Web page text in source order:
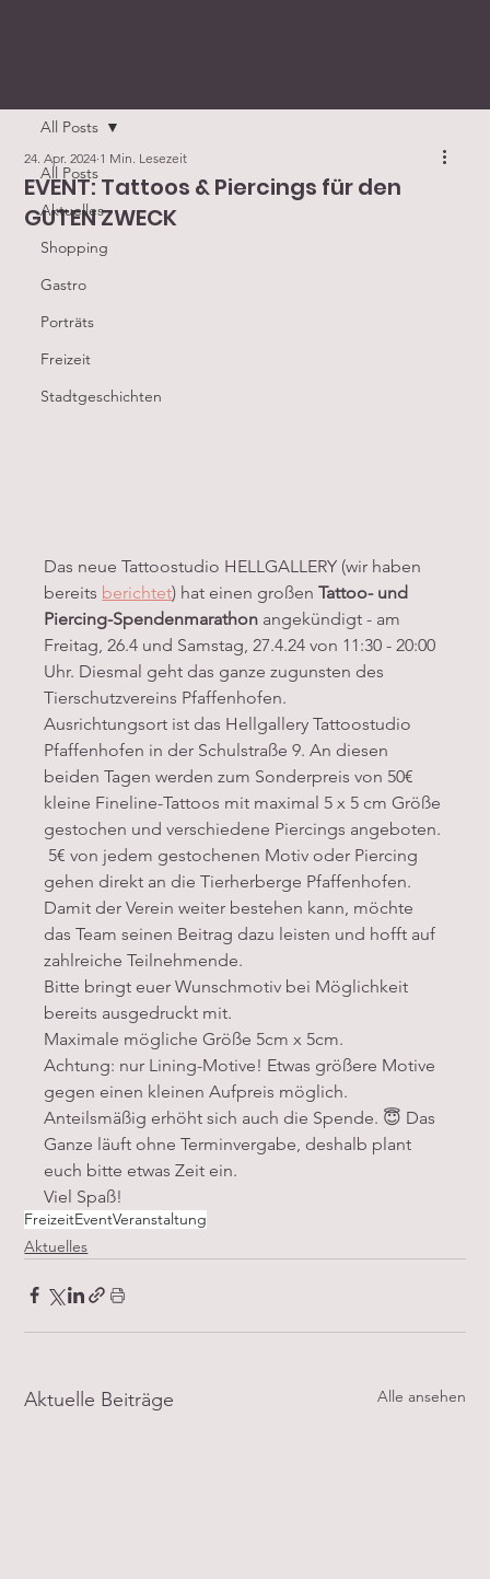
All Posts
Aktuelles
Shopping
Gastro
Porträts
Freizeit
Stadtgeschichten
All Posts
EVENT: Tattoos & Piercings für den
GUTEN ZWECK
24. Apr. 2024 1 Min. Lesezeit
Das neue Tattoostudio HELLGALLERY (wir haben
bereits berichtet) hat einen großen Tattoo- und
Piercing-Spendenmarathon angekündigt - am
Freitag, 26.4 und Samstag, 27.4.24 von 11:30 - 20:00
Uhr. Diesmal geht das ganze zugunsten des
Tierschutzvereins Pfaffenhofen.
Ausrichtungsort ist das Hellgallery Tattoostudio
Pfaffenhofen in der Schulstraße 9. An diesen
beiden Tagen werden zum Sonderpreis von 50€
kleine Fineline-Tattoos mit maximal 5 x 5 cm Größe
gestochen und verschiedene Piercings angeboten.
5€ von jedem gestochenen Motiv oder Piercing
gehen direkt an die Tierherberge Pfaffenhofen.
Damit der Verein weiter bestehen kann, möchte
das Team seinen Beitrag dazu leisten und hofft auf
zahlreiche Teilnehmende.
Bitte bringt euer Wunschmotiv bei Möglichkeit
bereits ausgedruckt mit.
Maximale mögliche Größe 5cm x 5cm.
Achtung: nur Lining-Motive! Etwas größere Motive
gegen einen kleinen Aufpreis möglich.
Anteilsmäßig erhöht sich auch die Spende. 😇 Das
Ganze läuft ohne Terminvergabe, deshalb plant
euch bitte etwas Zeit ein.
Viel Spaß!
FreizeitEventVeranstaltung
Aktuelles
Aktuelle Beiträge Alle ansehen